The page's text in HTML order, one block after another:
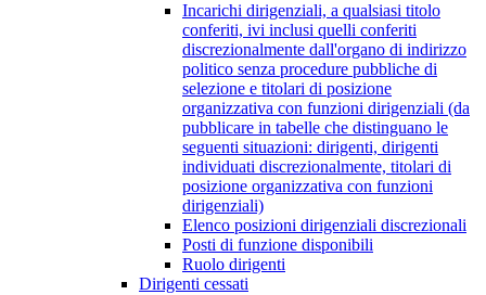
Incarichi dirigenziali, a qualsiasi titolo
conferiti, ivi inclusi quelli conferiti
discrezionalmente dall'organo di indirizzo
politico senza procedure pubbliche di
selezione e titolari di posizione
organizzativa con funzioni dirigenziali (da
pubblicare in tabelle che distinguano le
seguenti situazioni: dirigenti, dirigenti
individuati discrezionalmente, titolari di
posizione organizzativa con funzioni
dirigenziali)
Elenco posizioni dirigenziali discrezionali
Posti di funzione disponibili
Ruolo dirigenti
Dirigenti cessati